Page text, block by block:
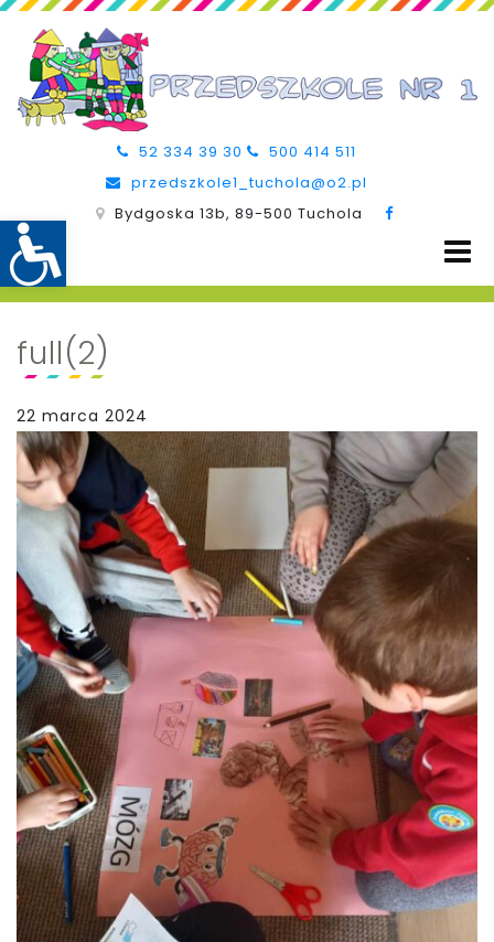
52 334 39 30
500 414 511
przedszkole1_tuchola@o2.pl
Bydgoska 13b, 89-500 Tuchola
full(2)
22 marca 2024